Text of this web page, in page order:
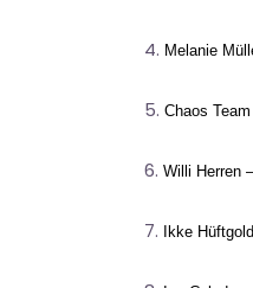
Melanie
Chaos
Willi Herren
Ikke